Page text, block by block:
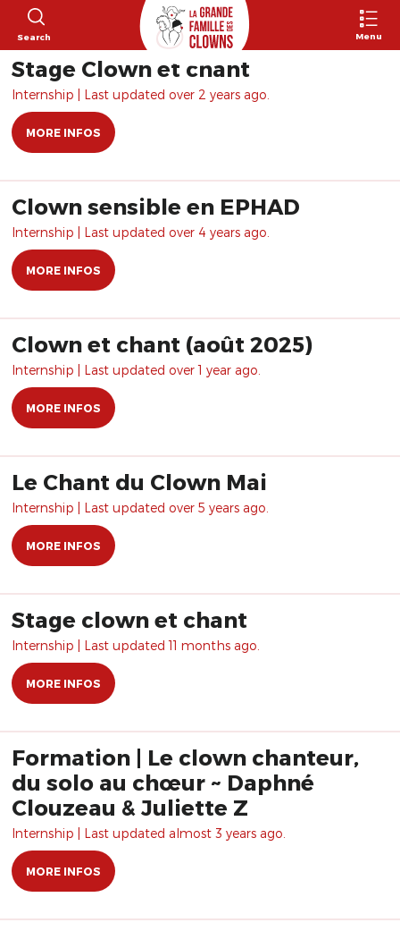
Search Menu
Stage Clown et chant
Internship | Last updated over 2 years ago.
MORE INFOS
Clown sensible en EPHAD
Internship | Last updated over 4 years ago.
MORE INFOS
Clown et chant (août 2025)
Internship | Last updated over 1 year ago.
MORE INFOS
Le Chant du Clown Mai
Internship | Last updated over 5 years ago.
MORE INFOS
Stage clown et chant
Internship | Last updated 11 months ago.
MORE INFOS
Formation | Le clown chanteur,
du solo au chœur ~ Daphné
Clouzeau & Juliette Z
Internship | Last updated almost 3 years ago.
MORE INFOS